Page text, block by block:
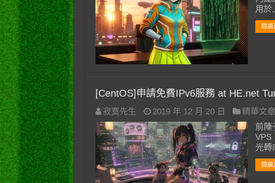
用於
閱讀
[CentOS]申請免費IPv6服務 at HE.net
寂寞先生 2019 年 12 月 20 日 精華文章
前陣
VPS
光
閱讀